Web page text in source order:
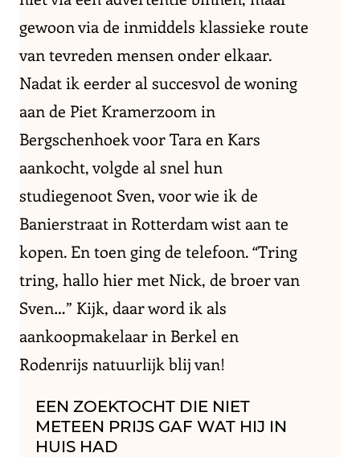
gewoon via de inmiddels klassieke route
van tevreden mensen onder elkaar.
Nadat ik eerder al succesvol de woning
aan de Piet Kramerzoom in
Bergschenhoek voor Tara en Kars
aankocht, volgde al snel hun
studiegenoot Sven, voor wie ik de
Banierstraat in Rotterdam wist aan te
kopen. En toen ging de telefoon. “Tring
tring, hallo hier met Nick, de broer van
Sven…” Kijk, daar word ik als
aankoopmakelaar in Berkel en
Rodenrijs natuurlijk blij van!
EEN ZOEKTOCHT DIE NIET
METEEN PRIJS GAF WAT HIJ IN
HUIS HAD